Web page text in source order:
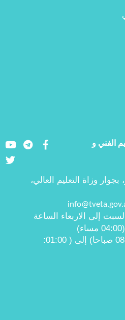
الفني و
YoutubeLinkedInFacebook
بجوار وزاة التعليم العالي،
السبت إلى الاربعاء الساعة
صباحا) إلی ( 01:00
: